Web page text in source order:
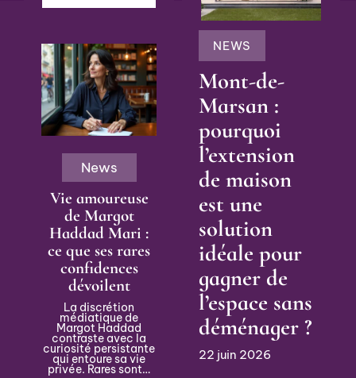
News
Vie amoureuse
de Margot
Haddad Mari :
ce que ses rares
confidences
dévoilent
La discrétion
médiatique de
Margot Haddad
contraste avec la
curiosité persistante
qui entoure sa vie
privée. Rares sont…
NEWS
Mont-de-
Marsan :
pourquoi
l’extension
de maison
est une
solution
idéale pour
gagner de
l’espace sans
déménager ?
22 juin 2026